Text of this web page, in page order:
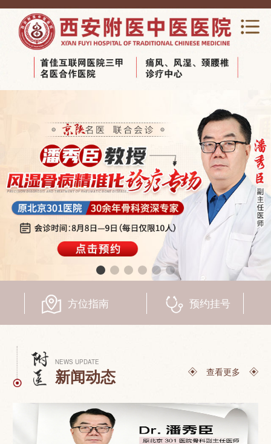
网站首页
关于我们
专家团队
科室导览
医养结合养老
视频中心
健康宣教
方位指南
预约挂号
NEWS UPDATE
新闻动态 查看更多